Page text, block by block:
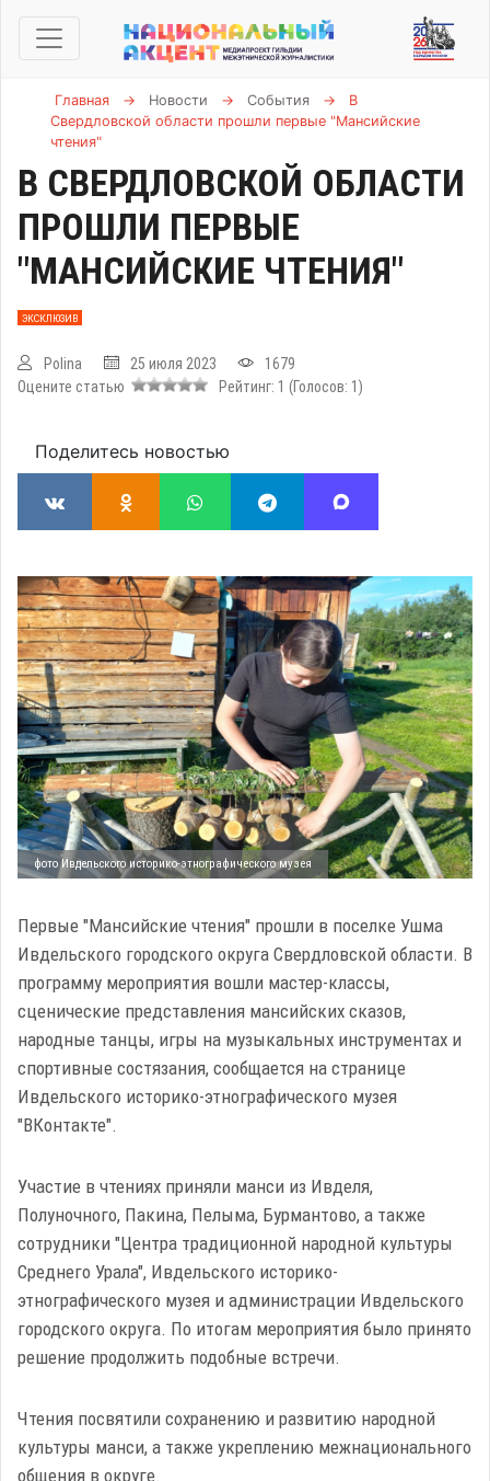
Главная → Новости → События →
В
Свердловской области прошли первые "Мансийские
чтения"
В СВЕРДЛОВСКОЙ ОБЛАСТИ
ПРОШЛИ ПЕРВЫЕ
"МАНСИЙСКИЕ ЧТЕНИЯ"
ЭКСКЛЮЗИВ
Polina 25 июля 2023
1679
Оцените статью
Рейтинг: 1 (Голосов: 1 )
Поделитесь новостью
фото Ивдельского историко-этнографического музея
Первые "Мансийские чтения" прошли в поселке Ушма
Ивдельского городского округа Свердловской области. В
программу мероприятия вошли мастер-классы,
сценические представления мансийских сказов,
народные танцы, игры на музыкальных инструментах и
спортивные состязания, сообщается на странице
Ивдельского историко-этнографического музея
"ВКонтакте".
Участие в чтениях приняли манси из Ивделя,
Полуночного, Пакина, Пелыма, Бурмантово, а также
сотрудники "Центра традиционной народной культуры
Среднего Урала", Ивдельского историко-
этнографического музея и администрации Ивдельского
городского округа. По итогам мероприятия было принято
решение продолжить подобные встречи.
Чтения посвятили сохранению и развитию народной
культуры манси, а также укреплению межнационального
общения в округе.